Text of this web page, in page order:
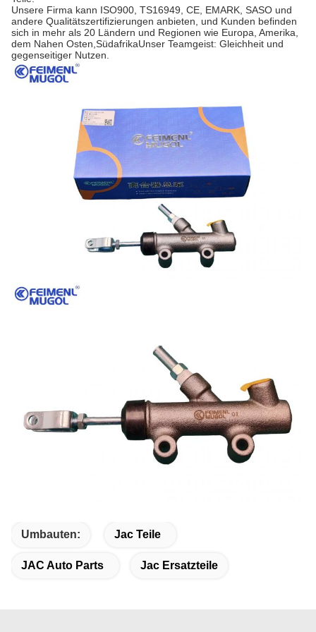
Unsere Firma kann ISO900, TS16949, CE, EMARK, SASO und
andere Qualitätszertifizierungen anbieten, und Kunden befinden
sich in mehr als 20 Ländern und Regionen wie Europa, Amerika,
dem Nahen Osten,SüdafrikaUnser Teamgeist: Gleichheit und
gegenseitiger Nutzen.
Umbauten: Jac Teile
JAC Auto Parts Jac Ersatzteile